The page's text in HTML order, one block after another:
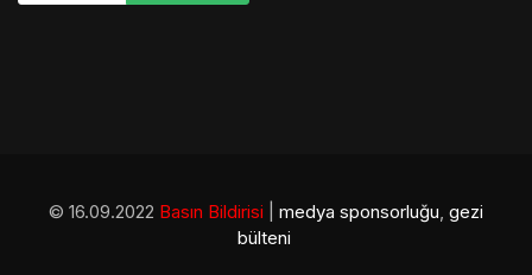
© 16.09.2022 Basın Bildirisi medya sponsorluğu, gezi
bülteni